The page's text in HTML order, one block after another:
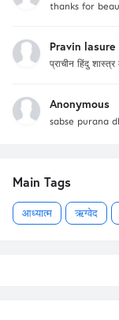
thanks for
Pravin lasure
प्राचीन हिंदु
Anonymous
sabse purana
Main Tags
आध्यात्म ऋग्वेद